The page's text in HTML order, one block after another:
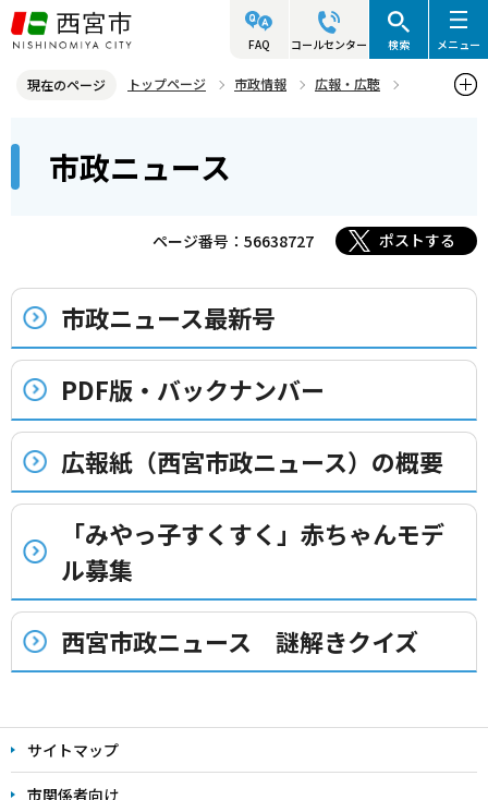
こ
の
ジ
先
す
FAQ コールセンター 検索 メニュー
現在のページ トップページ 市政情報
広報・広聴
こ
ら
市政ニュース
ページ番号：56638727 ポストする
市政ニュース最新号
PDF版・バックナンバー
広報紙（西宮市政ニュース）の概要
「みやっ子すくすく」赤ちゃんモデ
ル募集
西宮市政ニュース 謎解きクイズ
文
こ
こ
サイトマップ
市関係者向け